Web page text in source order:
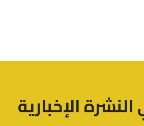
الإخبارية